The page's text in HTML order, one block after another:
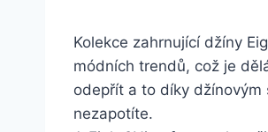
Kolekce zahrnující džíny
módních trendů, což je
odepřít a to díky
nezapotíte.